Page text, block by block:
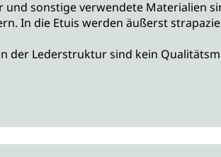
sonstige verwendete Materialien
In die Etuis werden äußerst
der Lederstruktur sind kein